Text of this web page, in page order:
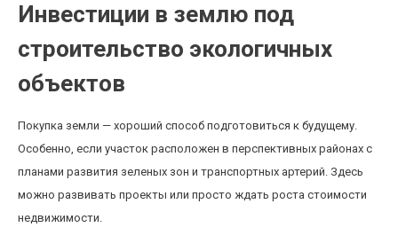
Инвестиции в землю под
строительство экологичных
объектов
Покупка земли — хороший способ подготовиться к будущему.
Особенно, если участок расположен в перспективных районах с
планами развития зеленых зон и транспортных артерий. Здесь
можно развивать проекты или просто ждать роста стоимости
недвижимости.